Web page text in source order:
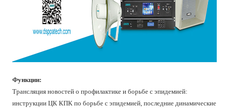
Функции:
Трансляция новостей о профилактике и борьбе с эпидемией:
инструкции ЦК КПК по борьбе с эпидемией, последние динамические